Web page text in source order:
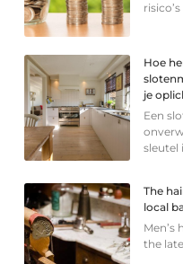
risico’s
Hoe
je
Een
sleutel
The
local
Men’s
the